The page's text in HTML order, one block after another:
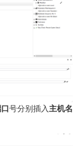
号分别插入主机名